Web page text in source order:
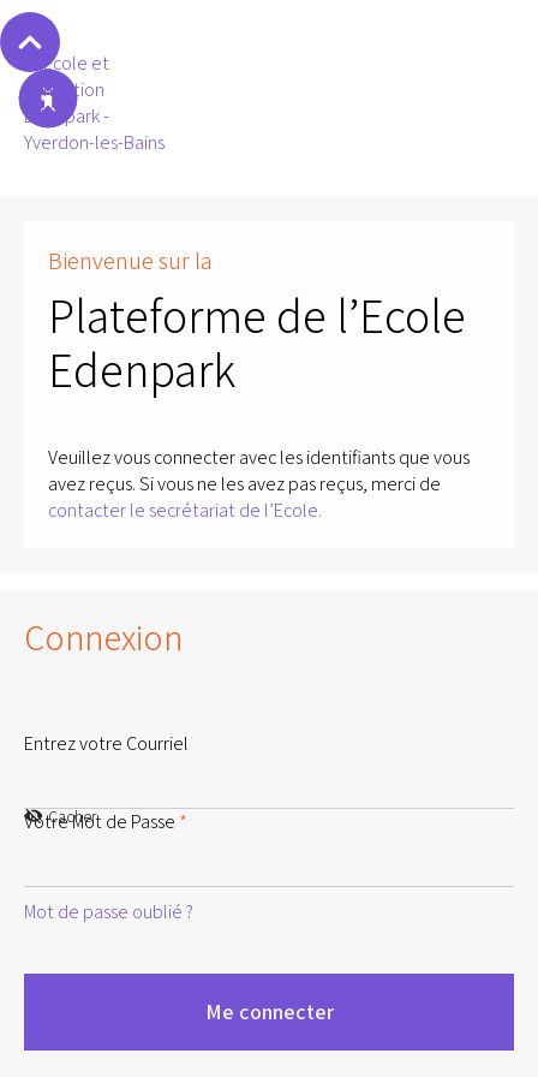
Bienvenue sur la
Plateforme de l’Ecole
Edenpark
Veuillez vous connecter avec les identifiants que vous
avez reçus. Si vous ne les avez pas reçus, merci de
contacter le secrétariat de l’Ecole.
Connexion
Entrez votre Courriel
Votre Mot de Passe *
Cacher
Mot de passe oublié ?